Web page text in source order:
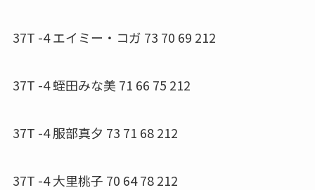
37T -4 エイミー・コガ 73 70 69 212
37T -4 蛭田みな美 71 66 75 212
37T -4 服部真夕 73 71 68 212
37T -4 大里桃子 70 64 78 212